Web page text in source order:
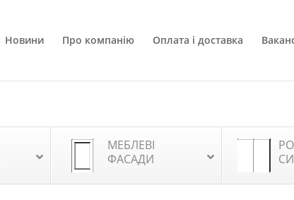
Новини Про компанію Оплата і доставка
МЕБЛЕВІ
ФАСАДИ